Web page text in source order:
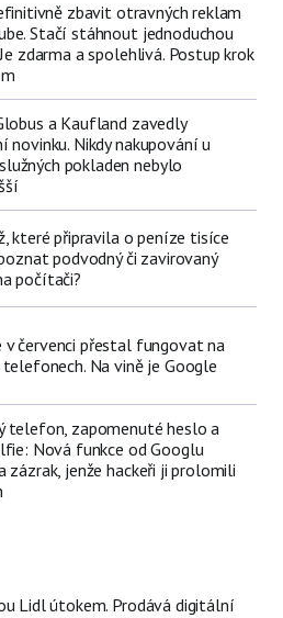
zbavit otravných reklam
Stačí stáhnout jednoduchou
zdarma a spolehlivá. Postup krok
a Kaufland zavedly
novinku. Nikdy nakupování u
pokladen nebylo
které připravila o peníze tisíce
podvodný či zavirovaný
počítači?
v červenci přestal fungovat na
Na vině je Google
telefon, zapomenuté heslo a
Nová funkce od Googlu
zázrak, jenže hackeři ji prolomili
Lidl útokem. Prodává digitální